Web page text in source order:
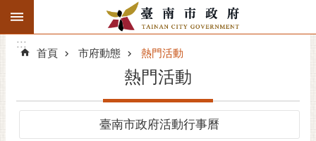
跳到主要內容區塊
搜
階
:::
:::
首頁 市府動態 熱門活動
熱門活動
臺南市政府活動行事曆